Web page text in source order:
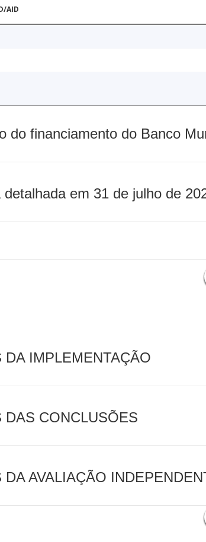
AID
do financiamento do Banco
em 31 de julho de
IMPLEMENTAÇÃO
CONCLUSÕES
AVALIAÇÃO